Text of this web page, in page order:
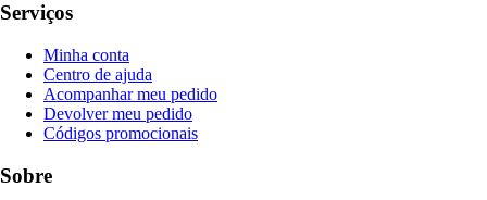
Serviços
Minha conta
Centro de ajuda
Acompanhar meu pedido
Devolver meu pedido
Códigos promocionais
Sobre